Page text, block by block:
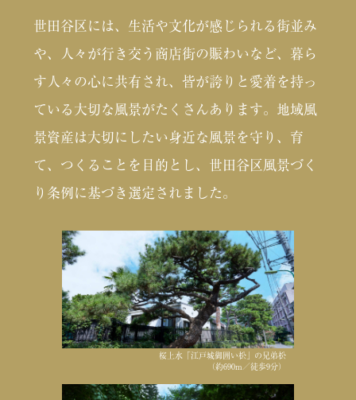
世田谷区には、生活や文化が感じられる街並み
や、人々が行き交う商店街の賑わいなど、暮ら
す人々の心に共有され、皆が誇りと愛着を持っ
ている大切な風景がたくさんあります。地域風
景資産は大切にしたい身近な風景を守り、育
て、つくることを目的とし、世田谷区風景づく
り条例に基づき選定されました。
桜上水「江戸城御囲い松」の兄弟松
（約690m／徒歩9分）